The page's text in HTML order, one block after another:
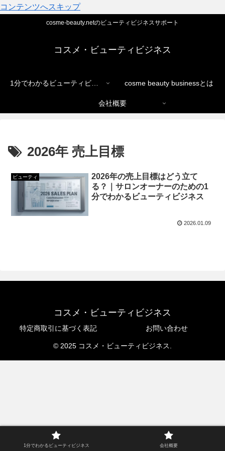
コンテンツへスキップ
cosme-beauty.netのビューティビジネスサポート
コスメ・ビューティビジネス
1分でわかるビューティビジネス cosme beauty businessとは
会社概要
2026年 売上目標
ビューティ
2026年の売上目標はどう立て
る？｜サロンオーナーのための1
分でわかるビューティビジネス
2026.01.09
コスメ・ビューティビジネス
特定商取引に基づく表記 お問い合わせ
© 2025 コスメ・ビューティビジネス.
1分でわかるビューティビジネス 会社概要